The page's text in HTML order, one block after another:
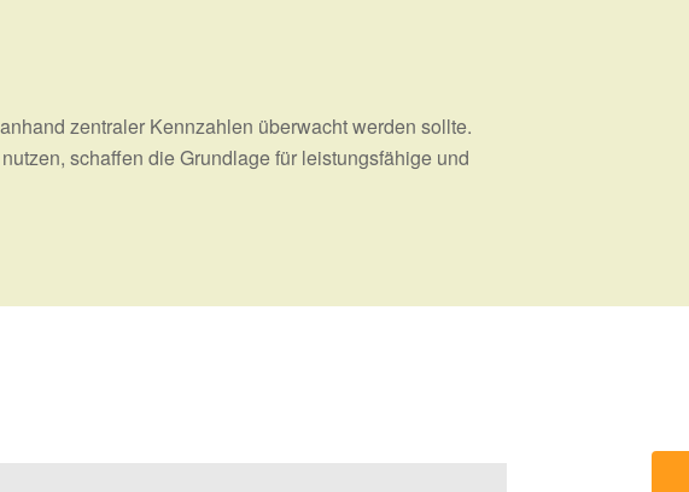
zentraler Kennzahlen überwacht werden sollte.
schaffen die Grundlage für leistungsfähige und